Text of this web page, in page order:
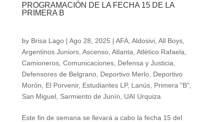
PROGRAMACIÓN DE LA FECHA 15 DE LA
PRIMERA B
by Brisa Lago| Ago 28, 2025 | AFA, Aldosivi, All Boys,
Argentinos Juniors, Ascenso, Atlanta Atlético Rafaela
Camioneros, Comunicaciones, Defensa y Justicia
Defensores de Belgrano, Deportivo Merlo, Deportivo
Morón
El Porvenir, Estudiantes LP, Lanús, Primera "B",
San Miguel, Sarmiento de Junín UAI Urquiza
Este fin de semana se llevará a cabo la fecha 15 del